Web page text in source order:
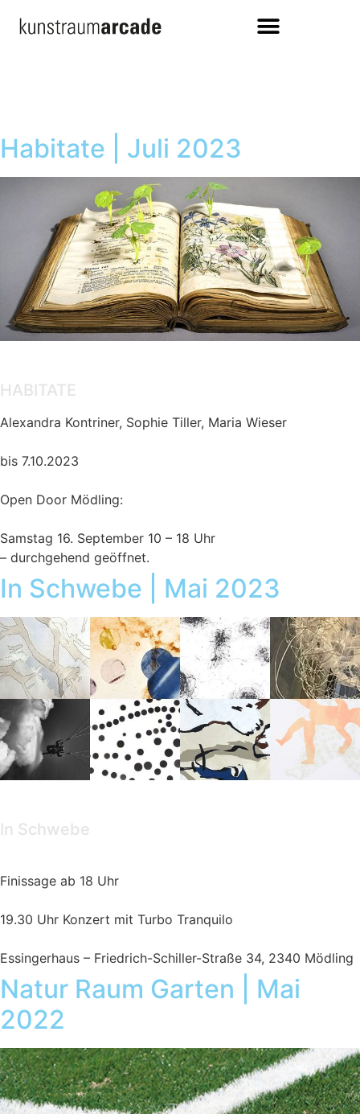
Habitate | Juli 2023
HABITATE
Alexandra Kontriner, Sophie Tiller, Maria Wieser
bis 7.10.2023
Open Door Mödling:
Samstag 16. September 10 – 18 Uhr
– durchgehend geöffnet.
In Schwebe | Mai 2023
In Schwebe
Finissage ab 18 Uhr
19.30 Uhr Konzert mit Turbo Tranquilo
Essingerhaus – Friedrich-Schiller-Straße 34, 2340 Mödling
Natur Raum Garten | Mai
2022